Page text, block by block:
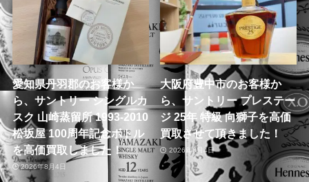
愛知県丹羽郡のお客様か
ら、サントリー シングルカ
スク 山崎蒸留所 1993-2010
松坂屋 100周年記念ボトル
を高価買取しました！
2026年8月4日
大阪府豊中市のお客様か
ら、サントリー プレステー
ジ 25年 特級 向獅子を高価
買取させて頂きました！
2026年8月4日